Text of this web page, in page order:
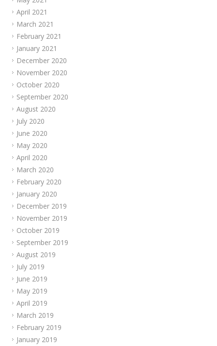
April 2021
March 2021
February 2021
January 2021
December 2020
November 2020
October 2020
September 2020
August 2020
July 2020
June 2020
May 2020
April 2020
March 2020
February 2020
January 2020
December 2019
November 2019
October 2019
September 2019
August 2019
July 2019
June 2019
May 2019
April 2019
March 2019
February 2019
January 2019